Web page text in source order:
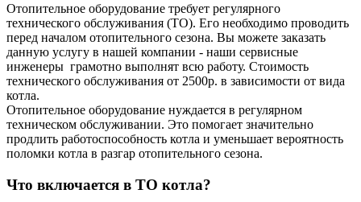
Отопительное оборудование требует регулярного
технического обслуживания (ТО). Его необходимо проводить
перед началом отопительного сезона. Вы можете заказать
данную услугу в нашей компании - наши сервисные
инженеры грамотно выполнят всю работу. Стоимость
технического обслуживания от 2500р. в зависимости от вида
котла.
Отопительное оборудование нуждается в регулярном
техническом обслуживании. Это помогает значительно
продлить работоспособность котла и уменьшает вероятность
поломки котла в разгар отопительного сезона.
Что включается в ТО котла?